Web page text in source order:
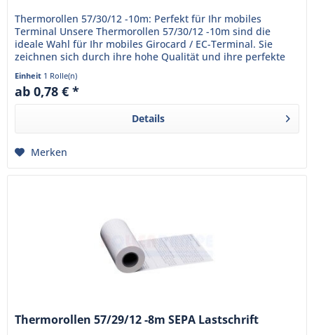
Thermorollen 57/30/12 -10m: Perfekt für Ihr mobiles
Terminal Unsere Thermorollen 57/30/12 -10m sind die
ideale Wahl für Ihr mobiles Girocard / EC-Terminal. Sie
zeichnen sich durch ihre hohe Qualität und ihre perfekte
Passform aus....
Einheit 1 Rolle(n)
ab 0,78 € *
Details
Merken
Thermorollen 57/29/12 -8m SEPA Lastschrift